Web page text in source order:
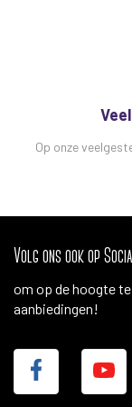
Op onze
Volg ons ook op
om op de hoogte
aanbiedingen!